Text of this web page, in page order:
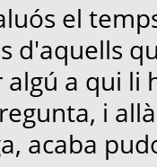
el
d'aquells
a qui li
i
acaba